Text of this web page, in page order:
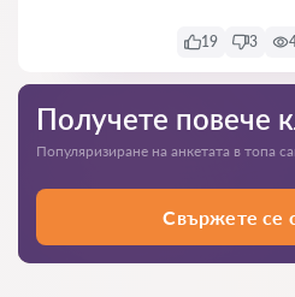
19 3
Получете повече
Популяризиране на анкетата в топа
Свържете се